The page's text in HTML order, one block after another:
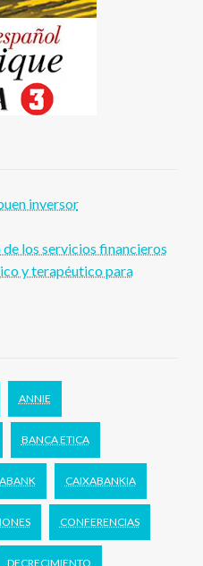
inversor
los servicios financieros
y terapéutico para
ANNIE
BANCA ETICA
CAIXABANKIA
CONFERENCIAS
DECRECIMIENTO